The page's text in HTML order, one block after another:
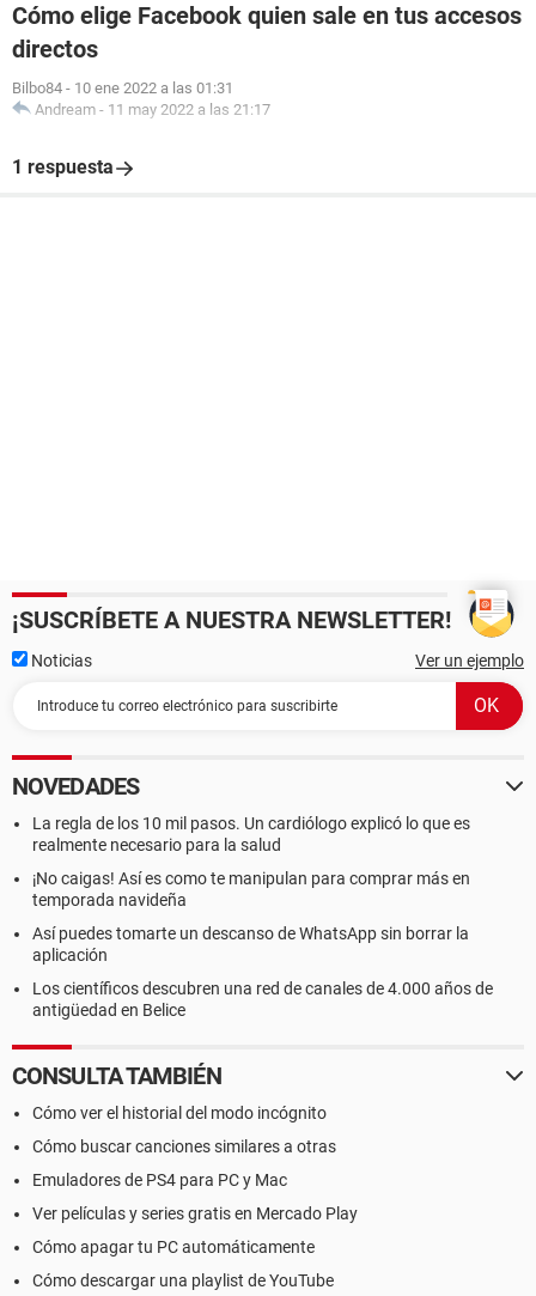
Cómo elige Facebook quien sale en tus accesos
directos
Bilbo84 - 10 ene 2022 a las 01:31
Andream - 11 may 2022 a las 21:17
1 respuesta
¡SUSCRÍBETE A NUESTRA NEWSLETTER!
Noticias Ver un ejemplo
NOVEDADES
La regla de los 10 mil pasos. Un cardiólogo explicó lo que es
realmente necesario para la salud
¡No caigas! Así es como te manipulan para comprar más en
temporada navideña
Así puedes tomarte un descanso de WhatsApp sin borrar la
aplicación
Los científicos descubren una red de canales de 4.000 años de
antigüedad en Belice
CONSULTA TAMBIÉN
Cómo ver el historial del modo incógnito
Cómo buscar canciones similares a otras
Emuladores de PS4 para PC y Mac
Ver películas y series gratis en Mercado Play
Cómo apagar tu PC automáticamente
Cómo descargar una playlist de YouTube